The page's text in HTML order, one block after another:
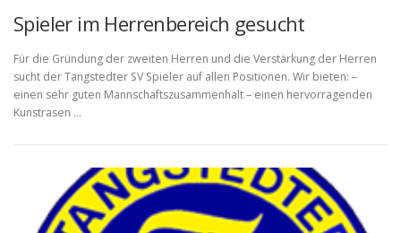
Spieler im Herrenbereich gesucht
Für die Gründung der zweiten Herren und die Verstärkung der Herren
sucht der Tangstedter SV Spieler auf allen Positionen. Wir bieten: –
einen sehr guten Mannschaftszusammenhalt – einen hervorragenden
Kunstrasen …